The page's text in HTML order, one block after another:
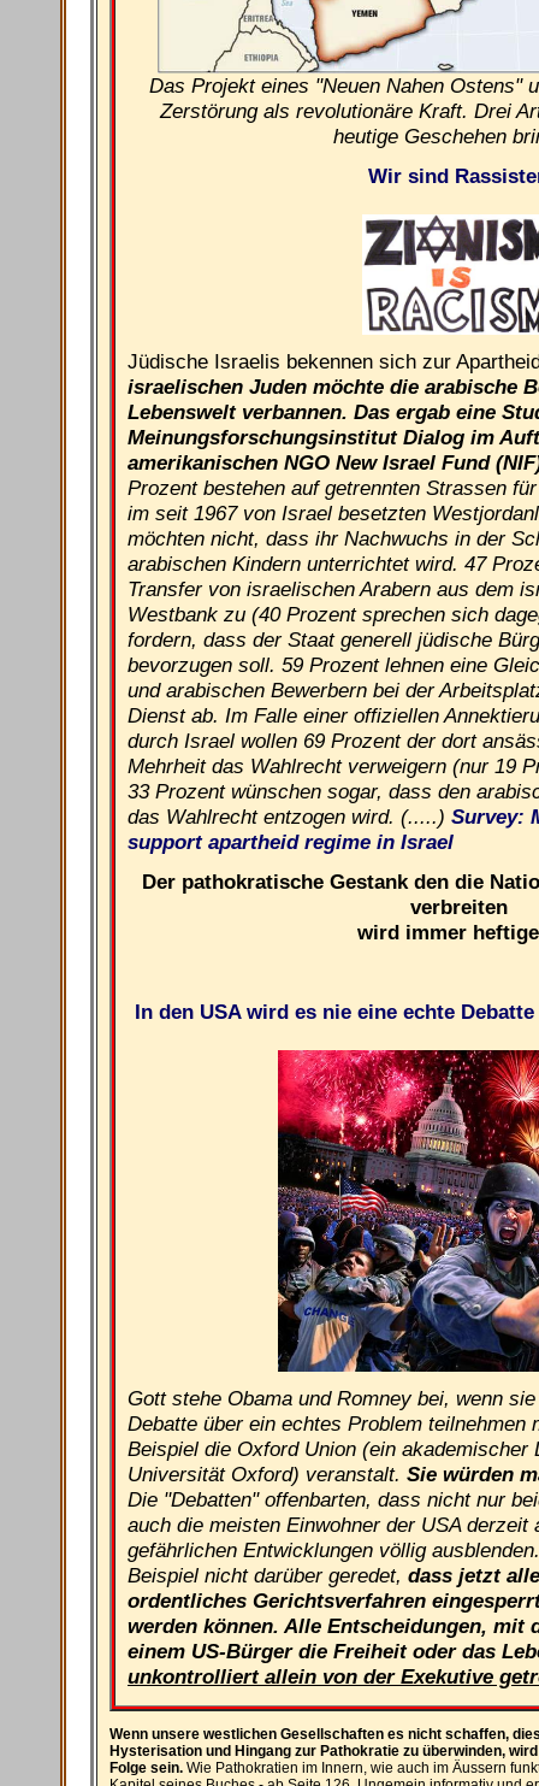
Das Projekt eines "Neuen Nahen Ostens"
Zerstörung als revolutionäre Kraft. Drei
heutige Geschehen
Wir sind
Jüdische Israelis bekennen sich zur
israelischen Juden möchte die arabische
Lebenswelt verbannen. Das ergab eine
Meinungsforschungsinstitut Dialog im
amerikanischen NGO New Israel Fund
Prozent bestehen auf getrennten Strassen
im seit 1967 von Israel besetzten
möchten nicht, dass ihr Nachwuchs in der
arabischen Kindern unterrichtet wird. 47
Transfer von israelischen Arabern aus dem
Westbank zu (40 Prozent sprechen sich
fordern, dass der Staat generell jüdische
bevorzugen soll. 59 Prozent lehnen eine
und arabischen Bewerbern bei der
Dienst ab. Im Falle einer offiziellen
durch Israel wollen 69 Prozent der dort
Mehrheit das Wahlrecht verweigern (nur 19
33 Prozent wünschen sogar, dass den
das Wahlrecht entzogen wird. (.....) Survey:
support apartheid regime in Israel
Der pathokratische Gestank den die
verbreiten
wird immer
In den USA wird es nie eine echte Debatte
Gott stehe Obama und Romney bei, wenn
Debatte über ein echtes Problem teilnehmen
Beispiel die Oxford Union (ein akademischer
Universität Oxford) veranstalt. Sie würden
Die "Debatten" offenbarten, dass nicht nur
auch die meisten Einwohner der USA derzeit
gefährlichen Entwicklungen völlig
Beispiel nicht darüber geredet, dass jetzt
ordentliches Gerichtsverfahren
werden können. Alle Entscheidungen, mit
einem US-Bürger die Freiheit oder das
unkontrolliert allein von der Exekutive
Wenn unsere westlichen Gesellschaften es nicht schaffen,
Hysterisation und Hingang zur Pathokratie zu überwinden,
Folge sein. Wie Pathokratien im Innern, wie auch im Äussern